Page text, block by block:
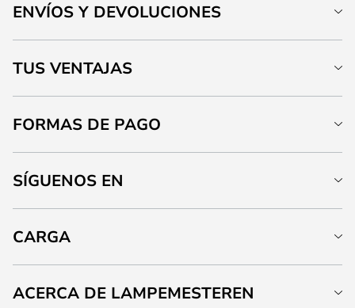
ENVÍOS Y DEVOLUCIONES
TUS VENTAJAS
FORMAS DE PAGO
SÍGUENOS EN
CARGA
ACERCA DE LAMPEMESTEREN